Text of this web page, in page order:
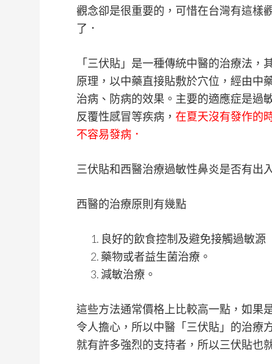
觀念卻是很重要的，可惜在台灣有這樣
了．
「三伏貼」是一種傳統中醫的治療法
原理，以中藥直接貼敷於穴位，經由中
治病、防病的效果。主要的適應症是過
反覆性感冒等疾病， 在夏天沒有發作的
不容易發病．
三伏貼和西醫治療過敏性鼻炎是否有出
西醫的治療原則有幾點
良好的飲食控制及避免接觸過敏源
藥物或者益生菌治療。
減敏治療。
這些方法通常價格上比較高一點，如果
令人擔心，所以中醫「三伏貼」的治療
就有許多強烈的支持者，所以三伏貼也